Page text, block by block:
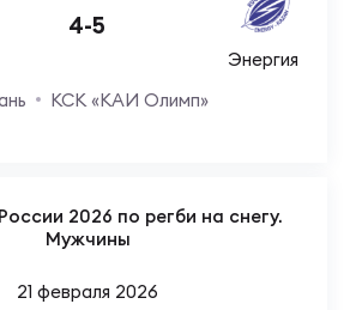
4-5
Энергия
КСК «КАИ Олимп»
2026 по регби на снегу.
Мужчины
21 февраля 2026